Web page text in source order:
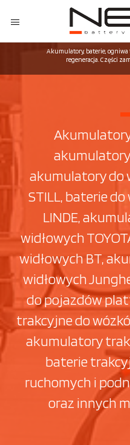
Akumulatory, baterie, ogniwa
regeneracja. Części
akumulatory do
STILL, baterie
LINDE,
widłowych
widłowych BT,
widłowych
do pojazdów
trakcyjne do
akumulatory
baterie
ruchomych i
oraz innych